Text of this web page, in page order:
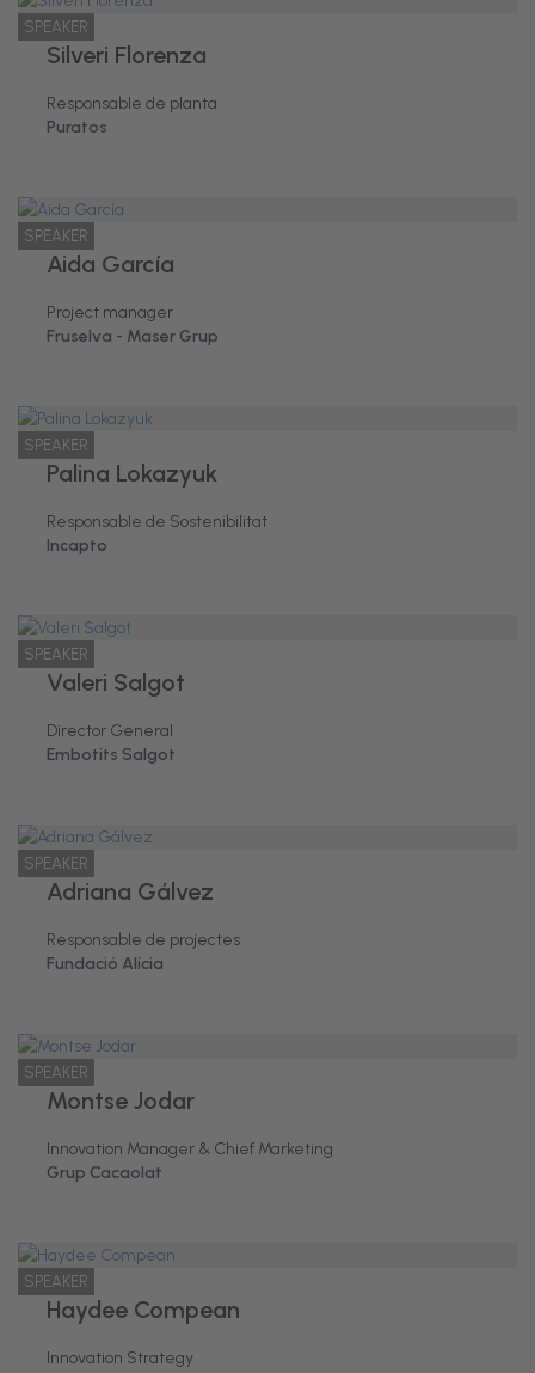
SPEAKER
Silveri Florenza
Responsable de planta
Puratos
SPEAKER
Aida García
Project manager
Fruselva - Maser Grup
SPEAKER
Palina Lokazyuk
Responsable de Sostenibilitat
Incapto
SPEAKER
Valeri Salgot
Director General
Embotits Salgot
SPEAKER
Adriana Gálvez
Responsable de projectes
Fundació Alícia
SPEAKER
Montse Jodar
Innovation Manager & Chief Marketing
Grup Cacaolat
SPEAKER
Haydee Compean
Innovation Strategy